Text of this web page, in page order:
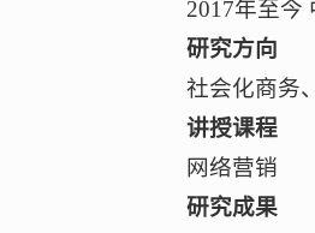
2017年至今
研究方向
社会化商务
讲授课程
网络营销
研究成果